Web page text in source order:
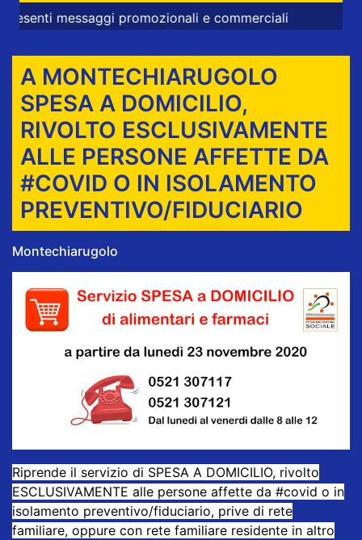
messaggi promozionali e commerciali
A MONTECHIARUGOLO
SPESA A DOMICILIO,
RIVOLTO ESCLUSIVAMENTE
ALLE PERSONE AFFETTE DA
#COVID O IN ISOLAMENTO
PREVENTIVO/FIDUCIARIO
Montechiarugolo
Riprende il servizio di SPESA A DOMICILIO, rivolto
ESCLUSIVAMENTE alle persone affette da #covid o in
isolamento preventivo/fiduciario, prive di rete
familiare, oppure con rete familiare residente in altro